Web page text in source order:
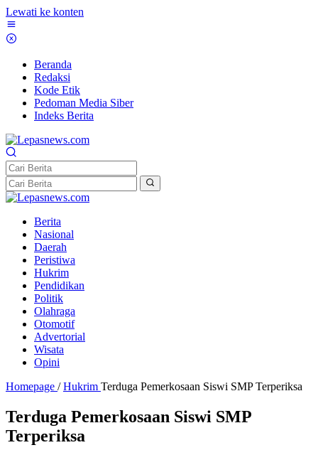
Lewati ke konten
Beranda
Redaksi
Kode Etik
Pedoman Media Siber
Indeks Berita
Berita
Nasional
Daerah
Peristiwa
Hukrim
Pendidikan
Politik
Olahraga
Otomotif
Advertorial
Wisata
Opini
Homepage / Hukrim Terduga Pemerkosaan Siswi SMP Terperiksa
Terduga Pemerkosaan Siswi SMP
Terperiksa